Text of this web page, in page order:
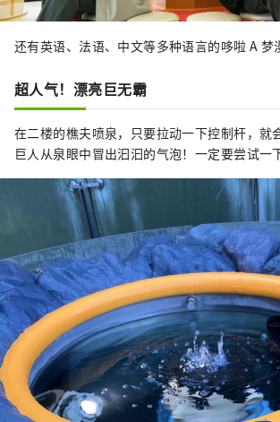
还有英语、法语、中文等多种语言的哆啦 A 梦
超人气！漂亮巨无霸
在二楼的樵夫喷泉，只要拉动一下控制杆，就
巨人从泉眼中冒出汩汩的气泡！一定要尝试一